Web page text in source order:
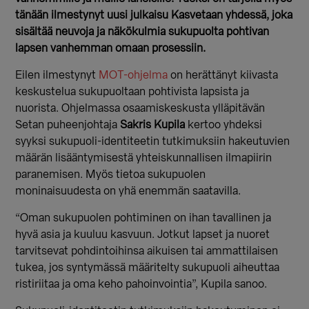
tänään ilmestynyt uusi julkaisu Kasvetaan yhdessä, joka
sisältää neuvoja ja näkökulmia sukupuolta pohtivan
lapsen vanhemman omaan prosessiin.
Eilen ilmestynyt MOT-ohjelma on herättänyt kiivasta
keskustelua sukupuoltaan pohtivista lapsista ja
nuorista. Ohjelmassa osaamiskeskusta ylläpitävän
Setan puheenjohtaja Sakris Kupila kertoo yhdeksi
syyksi sukupuoli-identiteetin tutkimuksiin hakeutuvien
määrän lisääntymisestä yhteiskunnallisen ilmapiirin
paranemisen. Myös tietoa sukupuolen
moninaisuudesta on yhä enemmän saatavilla.
“Oman sukupuolen pohtiminen on ihan tavallinen ja
hyvä asia ja kuuluu kasvuun. Jotkut lapset ja nuoret
tarvitsevat pohdintoihinsa aikuisen tai ammattilaisen
tukea, jos syntymässä määritelty sukupuoli aiheuttaa
ristiriitaa ja oma keho pahoinvointia”, Kupila sanoo.